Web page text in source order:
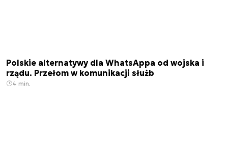
Polskie alternatywy dla WhatsAppa od wojska i
rządu. Przełom w komunikacji służb
4 min.